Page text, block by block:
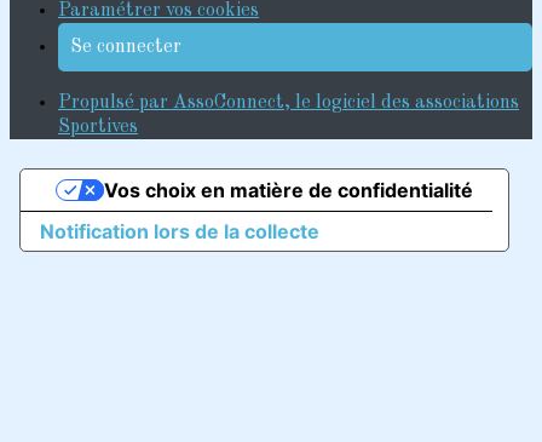
Paramétrer vos cookies
Se connecter
Propulsé par AssoConnect, le logiciel des associations
Sportives
Notification lors de la collecte
Vos choix en matière de confidentialité